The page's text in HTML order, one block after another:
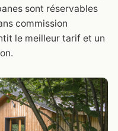
sont réservables
commission
le meilleur tarif et un